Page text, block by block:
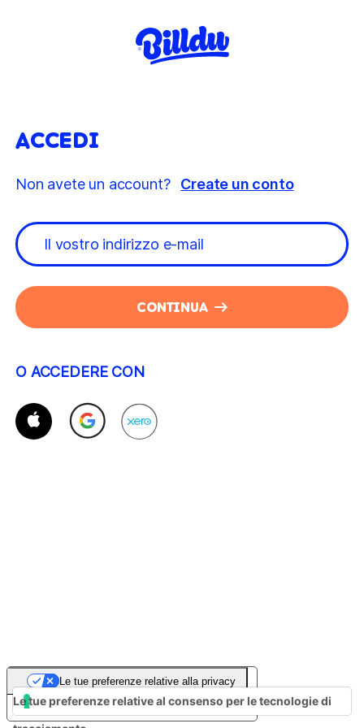
ACCEDI
Non avete un account? Create un conto
CONTINUA
O ACCEDERE CON
Informativa sulla raccolta
Le tue preferenze relative alla privacy
Le tue preferenze relative al consenso per le tecnologie di